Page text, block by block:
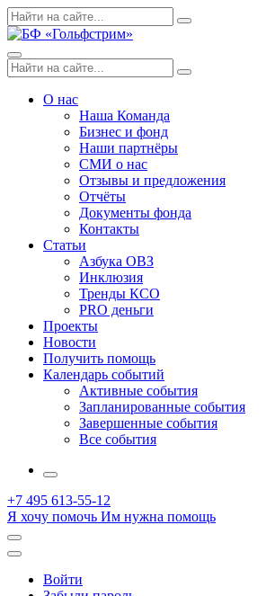
Skip
to
Поиск
по:
Search
Menu
Поиск
по:
Search
О нас
Наша Команда
Бизнес и фонд
Наши партнёры
СМИ о нас
Отзывы и предложения
Отчёты
Документы фонда
Контакты
Статьи
Азбука ОВЗ
Инклюзия
Тренды КСО
PRO деньги
Проекты
Новости
Получить помощь
Календарь событий
Активные события
Запланированные события
Завершенные события
Все события
More
+7 495 613-55-12
Я хочу помочь Им нужна помощь
Открыть
поиск
Профиль
Войти